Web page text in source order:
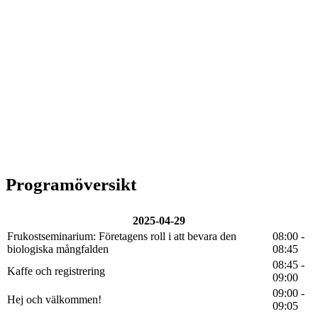
Programöversikt
2025-04-29
Frukostseminarium: Företagens roll i att bevara den
biologiska mångfalden
08:00 -
08:45
Kaffe och registrering
08:45 -
09:00
Hej och välkommen!
09:00 -
09:05